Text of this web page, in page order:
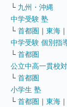
└ 九州・沖縄
中学受験 塾
└ 首都圏 ｜ 東海 ｜
中学受験 個別指
└ 首都圏
公立中高一貫校
└ 首都圏
小学生 塾
└ 首都圏 ｜ 東海 ｜